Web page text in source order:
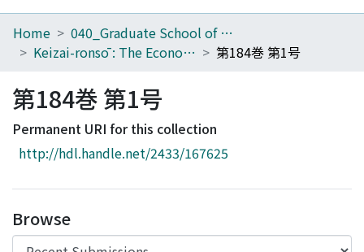
Home
Browse
Download Ranking
Access Statistics
Home
040_Graduate School of Economics
Keizai-ronsō : The Economic Review
第184巻 第1号
第184巻 第1号
Permanent URI for this collection
http://hdl.handle.net/2433/167625
Browse